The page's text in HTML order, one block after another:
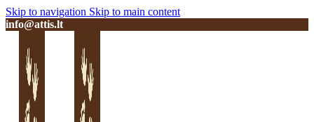
Skip to navigation Skip to main content
info@attis.lt